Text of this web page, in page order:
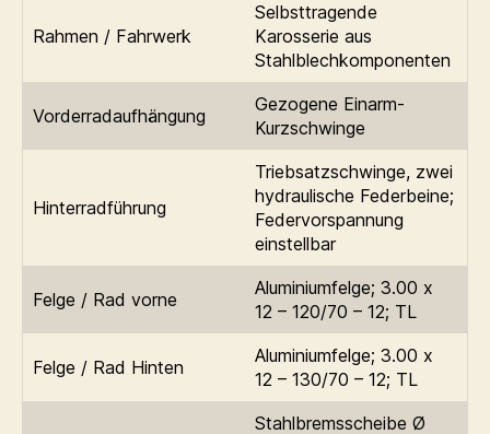
Rahmen / Fahrwerk
Selbsttragende
Karosserie aus
Stahlblechkomponenten
Vorderradaufhängung
Gezogene Einarm-
Kurzschwinge
Hinterradführung
Triebsatzschwinge, zwei
hydraulische Federbeine;
Federvorspannung
einstellbar
Felge / Rad vorne
Aluminiumfelge; 3.00 x
12 – 120/70 – 12; TL
Felge / Rad Hinten
Aluminiumfelge; 3.00 x
12 – 130/70 – 12; TL
Stahlbremsscheibe Ø